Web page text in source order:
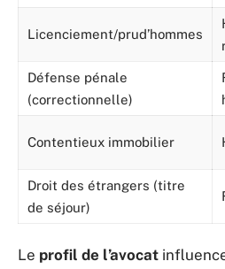
Licenciement/prud’hommes
Défense pénale
(correctionnelle)
Contentieux immobilier
Droit des étrangers (titre
de séjour)
Le profil de l’avocat